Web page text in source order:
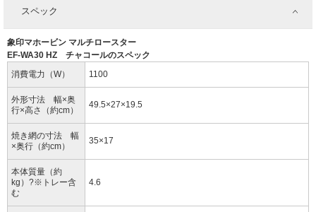
スペック
象印マホービン マルチロースター
EF-WA30 HZ チャコールのスペック
消費電力（W）
1100
外形寸法 幅×奥
行×高さ（約cm）
49.5×27×19.5
焼き網の寸法 幅
×奥行（約cm）
35×17
本体質量（約
kg）?※トレー含
む
4.6